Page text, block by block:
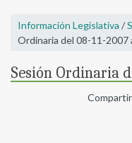
Información Legislativa /
Ordinaria del 08-11-2007
Sesión Ordinaria